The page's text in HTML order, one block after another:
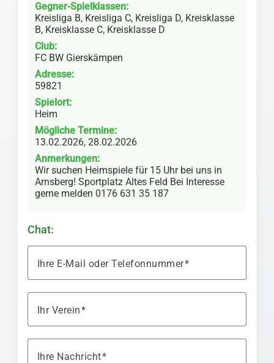
Gegner-Spielklassen:
Kreisliga B, Kreisliga C, Kreisliga D, Kreisklasse
B, Kreisklasse C, Kreisklasse D
Club:
FC BW Gierskämpen
Adresse:
59821
Spielort:
Heim
Mögliche Termine:
13.02.2026, 28.02.2026
Anmerkungen:
Wir suchen Heimspiele für 15 Uhr bei uns in
Arnsberg! Sportplatz Altes Feld Bei Interesse
gerne melden 0176 631 35 187
Chat:
Ihre E-Mail oder Telefonnummer
Ihr Verein
Ihre Nachricht